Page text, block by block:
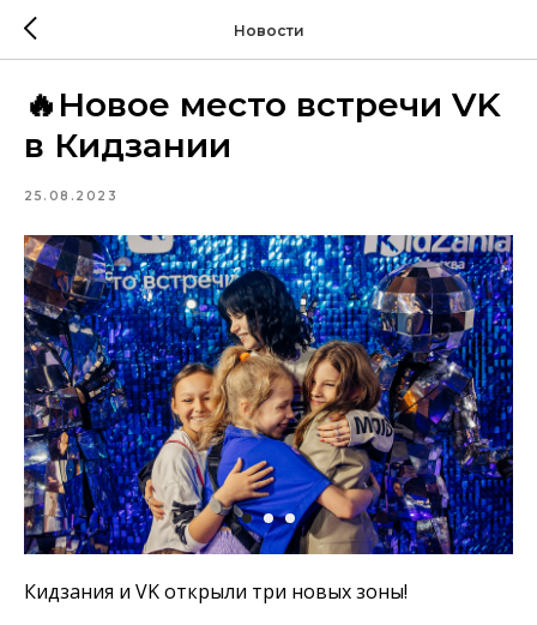
Новости
🔥Новое место встречи VK
в Кидзании
25.08.2023
Кидзания и VK открыли три новых зоны!